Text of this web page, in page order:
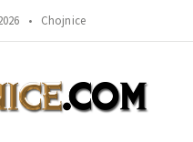
• Chojnice